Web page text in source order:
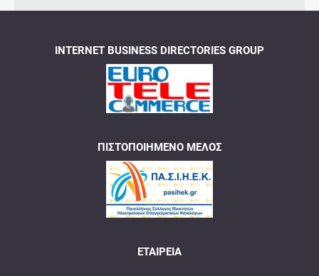
INTERNET BUSINESS DIRECTORIES GROUP
ΠΙΣΤΟΠΟΙΗΜΈΝΟ ΜΈΛΟΣ
ΕΤΑΙΡΕΊΑ